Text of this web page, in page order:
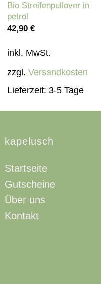
Bio Streifenpullover in
petrol
42,90 €
inkl. MwSt.
zzgl. Versandkosten
Lieferzeit: 3-5 Tage
kapelusch
Startseite
Gutscheine
Über uns
Kontakt